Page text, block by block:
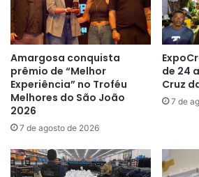
Amargosa conquista
prêmio de “Melhor
Experiência” no Troféu
Melhores do São João
2026
7 de agosto de 2026
de 24
Cruz
7 de